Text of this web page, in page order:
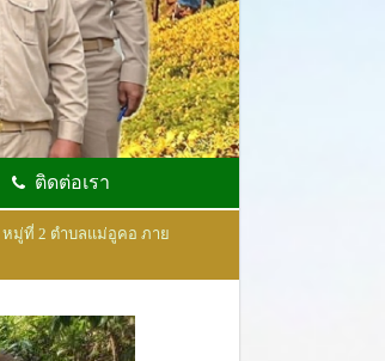
ติดต่อเรา
มู่ที่ 2 ตำบลแม่อูคอ ภาย